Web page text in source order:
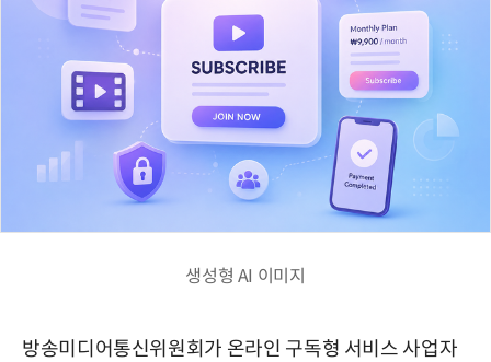
생성형 AI 이미지
방송미디어통신위원회가 온라인 구독형 서비스 사업자